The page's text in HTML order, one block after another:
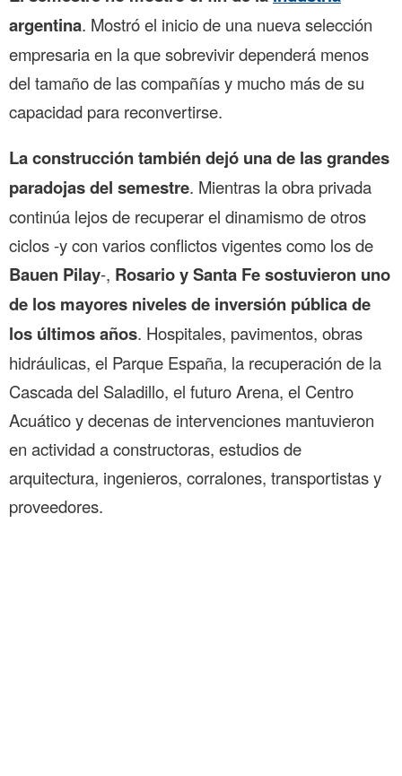
argentina. Mostró el inicio de una nueva selección
empresaria en la que sobrevivir dependerá menos
del tamaño de las compañías y mucho más de su
capacidad para reconvertirse.
La construcción también dejó una de las grandes
paradojas del semestre. Mientras la obra privada
continúa lejos de recuperar el dinamismo de otros
ciclos -y con varios conflictos vigentes como los de
Bauen Pilay-, Rosario y Santa Fe sostuvieron uno
de los mayores niveles de inversión pública de
los últimos años. Hospitales, pavimentos, obras
hidráulicas, el Parque España, la recuperación de la
Cascada del Saladillo, el futuro Arena, el Centro
Acuático y decenas de intervenciones mantuvieron
en actividad a constructoras, estudios de
arquitectura, ingenieros, corralones, transportistas y
proveedores.